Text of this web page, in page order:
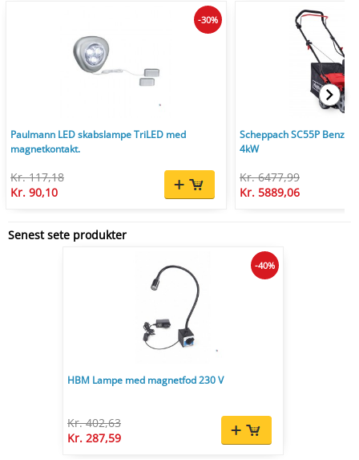
Paulmann LED skabslampe TriLED med
magnetkontakt.
Kr. 117,18
Kr. 90,10
-30%
Scheppach SC55P
4kW
Kr. 6477,99
Kr. 5889,06
Senest sete produkter
HBM Lampe med magnetfod 230 V
Kr. 402,63
Kr. 287,59
-40%